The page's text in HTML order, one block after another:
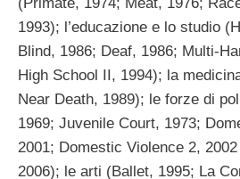
1993); l’educazione e lo studio
Blind, 1986; Deaf, 1986; Multi-
High School II, 1994); la
Near Death, 1989); le forze di
1969; Juvenile Court, 1973;
2001; Domestic Violence 2,
2006); le arti (Ballet, 1995; La